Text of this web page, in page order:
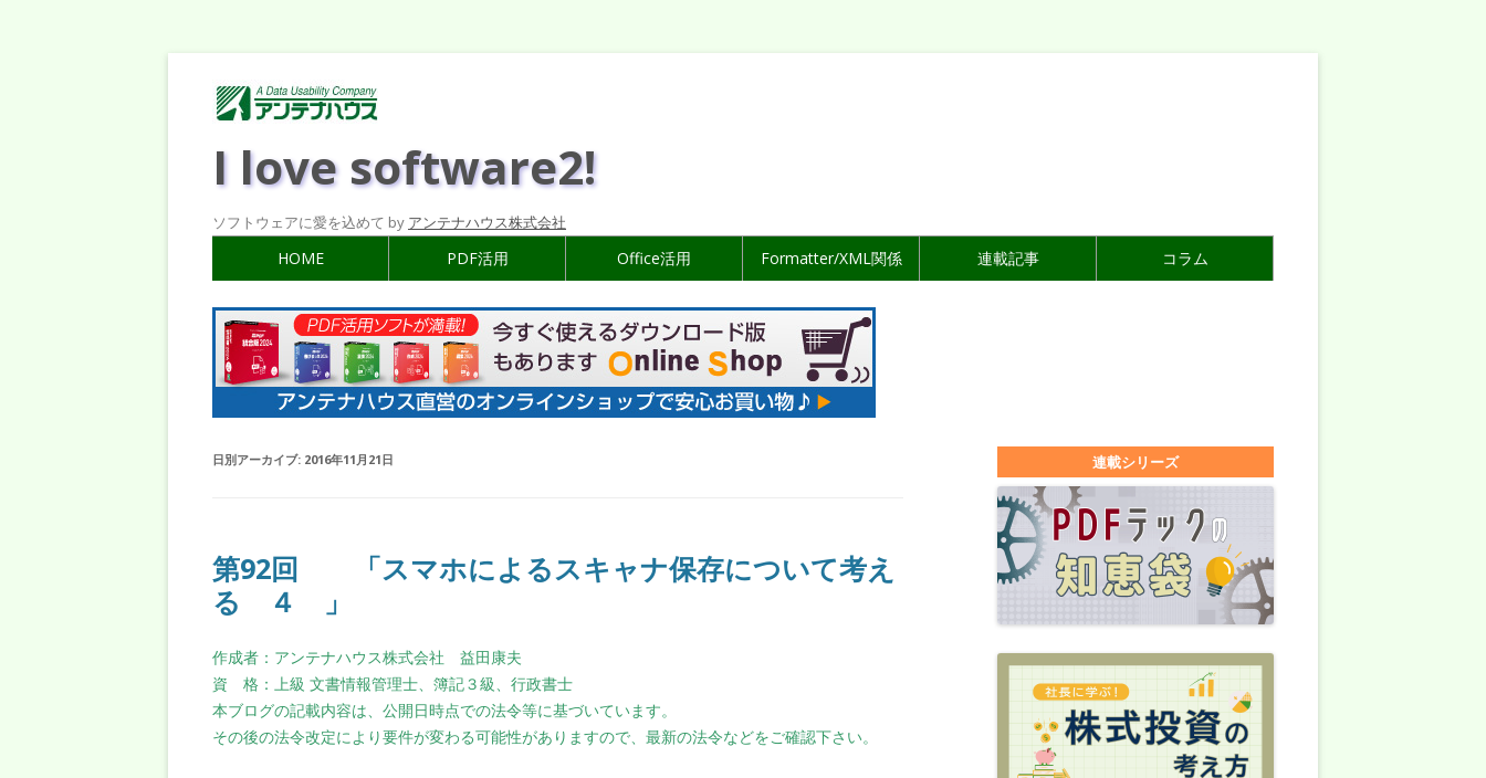
I love software2!
ソフトウェアに愛を込めて by アンテナハウス株式会社
HOME PDF活用 Office活用 Formatter/XML関係 連載記事 コラム
日別アーカイブ: 2016年11月21日
第92回 「スマホによるスキャナ保存について考え
る ４ 」
作成者：アンテナハウス株式会社 益田康夫
資 格：上級 文書情報管理士、簿記３級、行政書士
本ブログの記載内容は、公開日時点での法令等に基づいています。
その後の法令改定により要件が変わる可能性がありますので、最新の法令などをご確認下さい。
連載シリーズ